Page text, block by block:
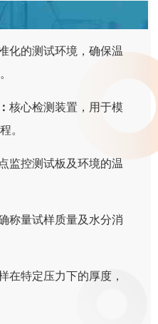
化的测试环境，确保温
核心检测装置，用于模
。
监控测试板及环境的温
称量试样质量及水分消
在特定压力下的厚度，